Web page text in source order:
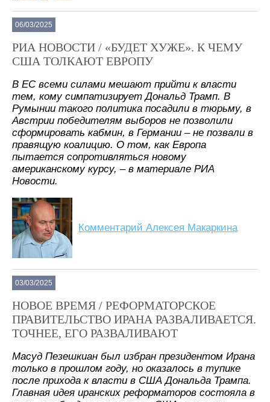
06/03/2025
РИА НОВОСТИ / «БУДЕТ ХУЖЕ». К ЧЕМУ
США ТОЛКАЮТ ЕВРОПУ
В ЕС всеми силами мешают прийти к власти
тем, кому симпатизирует Дональд Трамп. В
Румынии такого политика посадили в тюрьму, в
Австрии победителям выборов не позволили
сформировать кабмин, в Германии – не позвали в
правящую коалицию. О том, как Европа
пытается сопротивляться новому
американскому курсу, – в материале РИА
Новости.
Комментарий Алексея Макаркина
03/03/2025
НОВОЕ ВРЕМЯ / РЕФОРМАТОРСКОЕ
ПРАВИТЕЛЬСТВО ИРАНА РАЗВАЛИВАЕТСЯ.
ТОЧНЕЕ, ЕГО РАЗВАЛИВАЮТ
Масуд Пезешкиан был избран президентом Ирана
только в прошлом году, но оказалось в тупике
после прихода к власти в США Дональда Трампа.
Главная идея иранских реформаторов состояла в